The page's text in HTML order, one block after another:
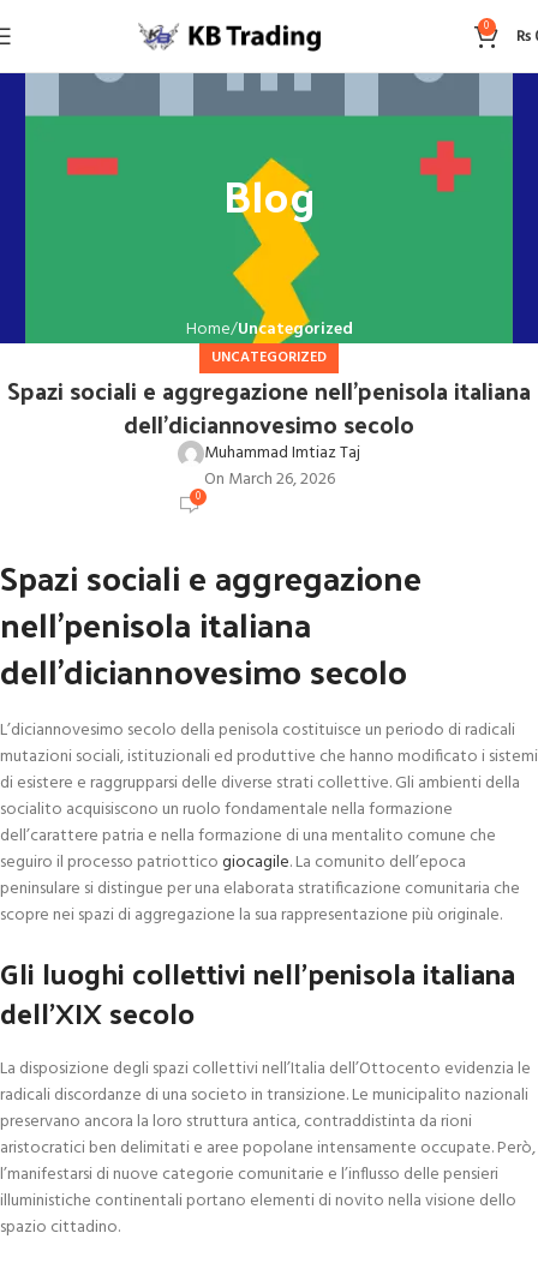
0 ₨
Blog
Home Uncategorized
UNCATEGORIZED
Spazi sociali e aggregazione nell’penisola italiana
dell’diciannovesimo secolo
Muhammad Imtiaz Taj
On March 26, 2026
0
Spazi sociali e aggregazione
nell’penisola italiana
dell’diciannovesimo secolo
L’diciannovesimo secolo della penisola costituisce un periodo di radicali
mutazioni sociali, istituzionali ed produttive che hanno modificato i sistemi
di esistere e raggrupparsi delle diverse strati collettive. Gli ambienti della
socialito acquisiscono un ruolo fondamentale nella formazione
dell’carattere patria e nella formazione di una mentalito comune che
seguiro il processo patriotticogiocagile. La comunito dell’epoca
peninsulare si distingue per una elaborata stratificazione comunitaria che
scopre nei spazi di aggregazione la sua rappresentazione più originale.
Gli luoghi collettivi nell’penisola italiana
dell’XIX secolo
La disposizione degli spazi collettivi nell’Italia dell’Ottocento evidenzia le
radicali discordanze di una societo in transizione. Le municipalito nazionali
preservano ancora la loro struttura antica, contraddistinta da rioni
aristocratici ben delimitati e aree popolane intensamente occupate. Però,
l’manifestarsi di nuove categorie comunitarie e l’influsso delle pensieri
illuministiche continentali portano elementi di novito nella visione dello
spazio cittadino.